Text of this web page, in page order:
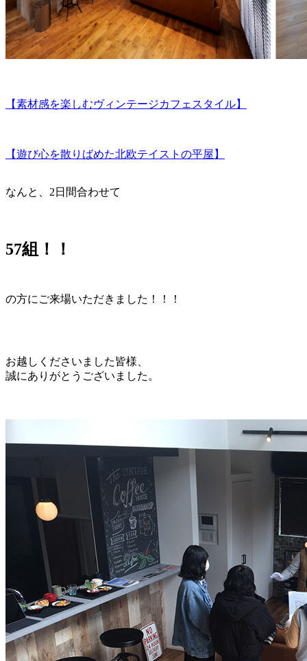
【素材感を楽しむヴィンテージカフェスタイル】
【遊び心を散りばめた北欧テイストの平屋】
なんと、2日間合わせて
57組！！
の方にご来場いただきました！！！
お越しくださいました皆様、
誠にありがとうございました。